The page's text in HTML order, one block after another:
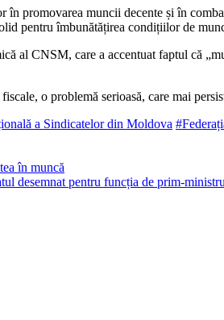
promovarea muncii decente și în
pentru îmbunătățirea condițiilor de
al CNSM, care a accentuat faptul că
o pro­blemă serioasă, care mai
a Sindicatelor din Moldova
în muncă
desemnat pentru funcția de prim-ministru